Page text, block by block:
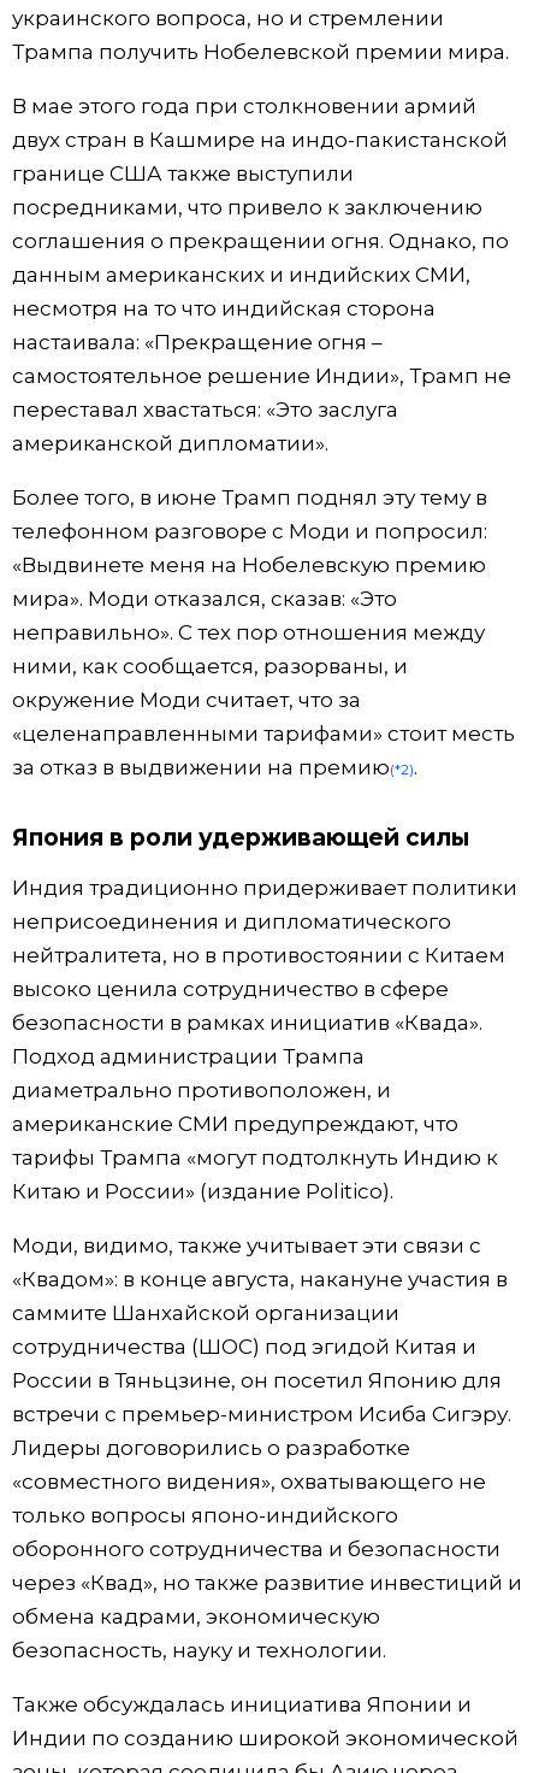
украинского вопроса, но и стремлении
Трампа получить Нобелевской премии мира.
В мае этого года при столкновении армий
двух стран в Кашмире на индо-пакистанской
границе США также выступили
посредниками, что привело к заключению
соглашения о прекращении огня. Однако, по
данным американских и индийских СМИ,
несмотря на то что индийская сторона
настаивала: «Прекращение огня –
самостоятельное решение Индии», Трамп не
переставал хвастаться: «Это заслуга
американской дипломатии».
Более того, в июне Трамп поднял эту тему в
телефонном разговоре с Моди и попросил:
«Выдвинете меня на Нобелевскую премию
мира». Моди отказался, сказав: «Это
неправильно». С тех пор отношения между
ними, как сообщается, разорваны, и
окружение Моди считает, что за
«целенаправленными тарифами» стоит месть
за отказ в выдвижении на премию(*2).
Япония в роли удерживающей силы
Индия традиционно придерживает политики
неприсоединения и дипломатического
нейтралитета, но в противостоянии с Китаем
высоко ценила сотрудничество в сфере
безопасности в рамках инициатив «Квада».
Подход администрации Трампа
диаметрально противоположен, и
американские СМИ предупреждают, что
тарифы Трампа «могут подтолкнуть Индию к
Китаю и России» (издание Politico).
Моди, видимо, также учитывает эти связи с
«Квадом»: в конце августа, накануне участия в
саммите Шанхайской организации
сотрудничества (ШОС) под эгидой Китая и
России в Тяньцзине, он посетил Японию для
встречи с премьер-министром Исиба Сигэру.
Лидеры договорились о разработке
«совместного видения», охватывающего не
только вопросы японо-индийского
оборонного сотрудничества и безопасности
через «Квад», но также развитие инвестиций и
обмена кадрами, экономическую
безопасность, науку и технологии.
Также обсуждалась инициатива Японии и
Индии по созданию широкой экономической